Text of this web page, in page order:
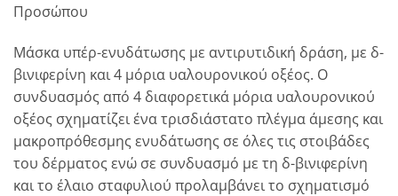
Προσώπου
Μάσκα υπέρ-ενυδάτωσης με αντιρυτιδική δράση, με δ-
βινιφερίνη και 4 μόρια υαλουρονικού οξέος. Ο
συνδυασμός από 4 διαφορετικά μόρια υαλουρονικού
οξέος σχηματίζει ένα τρισδιάστατο πλέγμα άμεσης και
μακροπρόθεσμης ενυδάτωσης σε όλες τις στοιβάδες
του δέρματος ενώ σε συνδυασμό με τη δ-βινιφερίνη
και το έλαιο σταφυλιού προλαμβάνει το σχηματισμό